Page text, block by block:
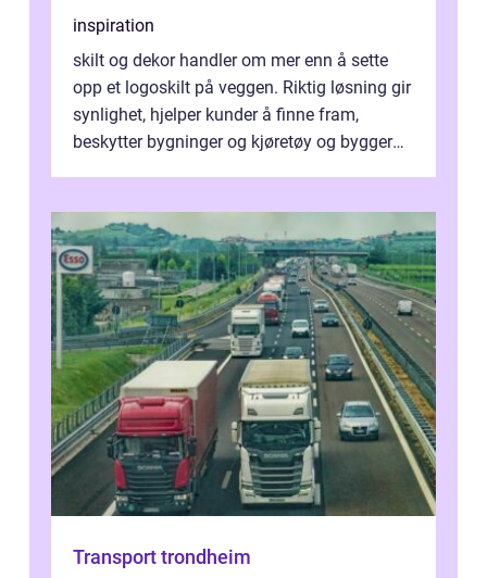
inspiration
skilt og dekor handler om mer enn å sette
opp et logoskilt på veggen. Riktig løsning gir
synlighet, hjelper kunder å finne fram,
beskytter bygninger og kjøretøy og bygger
Transport trondheim